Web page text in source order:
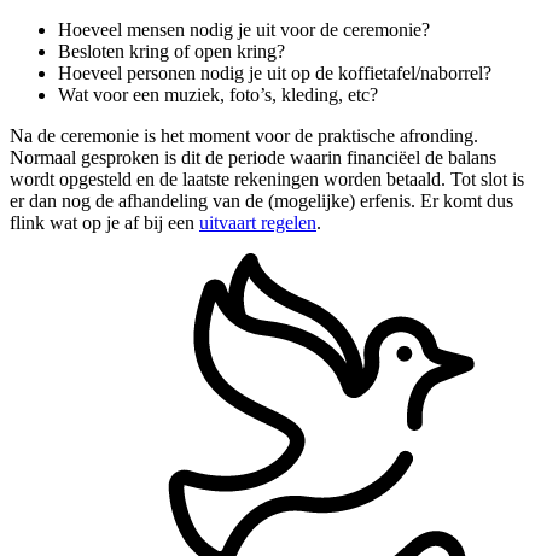
Hoeveel mensen nodig je uit voor de ceremonie?
Besloten kring of open kring?
Hoeveel personen nodig je uit op de koffietafel/naborrel?
Wat voor een muziek, foto’s, kleding, etc?
Na de ceremonie is het moment voor de praktische afronding.
Normaal gesproken is dit de periode waarin financiëel de balans
wordt opgesteld en de laatste rekeningen worden betaald. Tot slot is
er dan nog de afhandeling van de (mogelijke) erfenis. Er komt dus
flink wat op je af bij een uitvaart regelen.